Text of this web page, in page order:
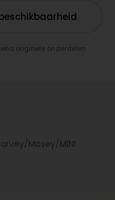
originele onderdelen
Mosey/MINI